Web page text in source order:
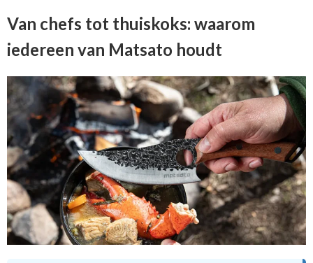
Van chefs tot thuiskoks: waarom
iedereen van Matsato houdt